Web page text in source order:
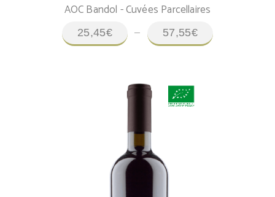
la
page
AOC Bandol - Cuvées Parcellaires
25,45€ – 57,55€